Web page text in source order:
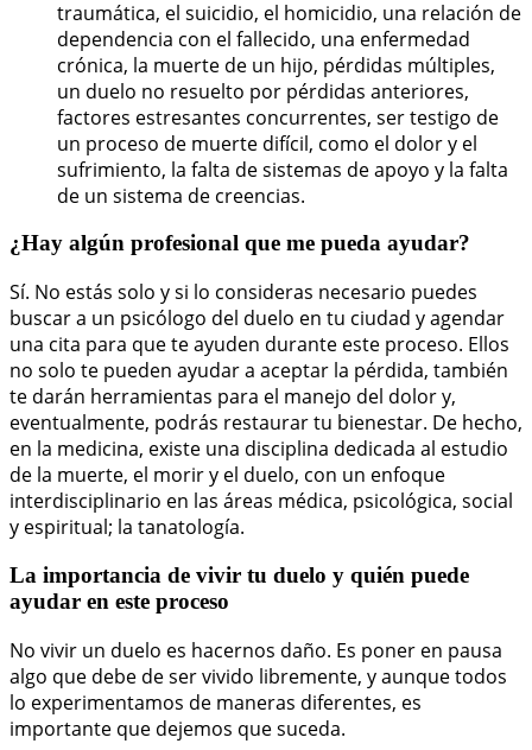
traumática, el suicidio, el homicidio, una relación de
dependencia con el fallecido, una enfermedad
crónica, la muerte de un hijo, pérdidas múltiples,
un duelo no resuelto por pérdidas anteriores,
factores estresantes concurrentes, ser testigo de
un proceso de muerte difícil, como el dolor y el
sufrimiento, la falta de sistemas de apoyo y la falta
de un sistema de creencias.
¿Hay algún profesional que me pueda ayudar?
Sí. No estás solo y si lo consideras necesario puedes
buscar a un psicólogo del duelo en tu ciudad y agendar
una cita para que te ayuden durante este proceso. Ellos
no solo te pueden ayudar a aceptar la pérdida, también
te darán herramientas para el manejo del dolor y,
eventualmente, podrás restaurar tu bienestar. De hecho,
en la medicina, existe una disciplina dedicada al estudio
de la muerte, el morir y el duelo, con un enfoque
interdisciplinario en las áreas médica, psicológica, social
y espiritual; la tanatología.
La importancia de vivir tu duelo y quién puede
ayudar en este proceso
No vivir un duelo es hacernos daño. Es poner en pausa
algo que debe de ser vivido libremente, y aunque todos
lo experimentamos de maneras diferentes, es
importante que dejemos que suceda.